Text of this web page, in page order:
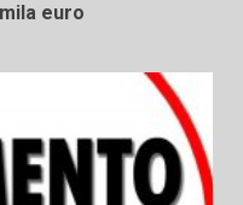
euro